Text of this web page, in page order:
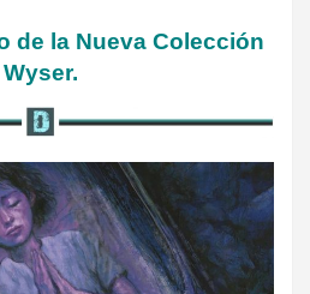
de la Nueva Colección
Wyser.